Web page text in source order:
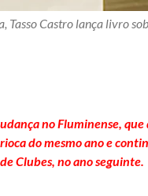
Tasso Castro lança livro
no Fluminense,
do mesmo ano e
Clubes, no ano seguinte.